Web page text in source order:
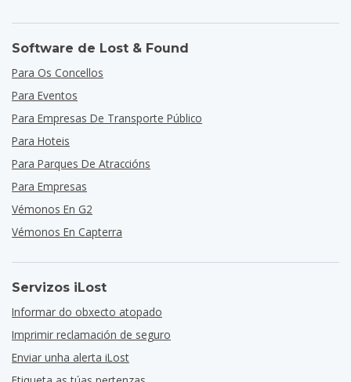
Software de Lost & Found
Para Os Concellos
Para Eventos
Para Empresas De Transporte Público
Para Hoteis
Para Parques De Atraccións
Para Empresas
Vémonos En G2
Vémonos En Capterra
Servizos iLost
Informar do obxecto atopado
Imprimir reclamación de seguro
Enviar unha alerta iLost